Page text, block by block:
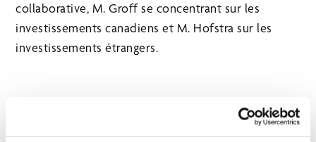
collaborative, M. Groff se concentrant sur les
investissements canadiens et M. Hofstra sur les
investissements étrangers.
« Brandon a joué un rôle essentiel pour faire de
Cambridge l’entreprise qu’elle est aujourd’hui. Nous